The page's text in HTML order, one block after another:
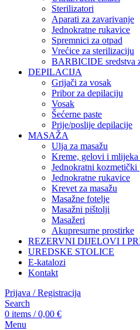
Sterilizatori
Aparati za zavarivanje
Jednokratne rukavice
Spremnici za otpad
Vrećice za sterilizaciju
BARBICIDE sredstva
DEPILACIJA
Grijači za vosak
Pribor za depilaciju
Vosak
Šećerne paste
Prije/poslije depilacije
MASAŽA
Ulja za masažu
Kreme, gelovi i mlijeka
Jednokratni kozmetički
Jednokratne rukavice
Krevet za masažu
Masažne fotelje
Masažni pištolji
Masažeri
Akupresurne prostirke
REZERVNI DIJELOVI I
UREDSKE STOLICE
E-katalozi
Kontakt
Prijava / Registracija
Search
0 items / 0,00 €
Menu